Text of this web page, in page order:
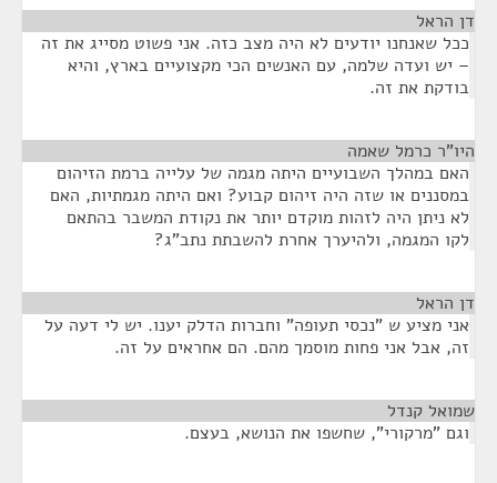
דן הראל
ככל שאנחנו יודעים לא היה מצב כזה. אני פשוט מסייג את זה
– יש ועדה שלמה, עם האנשים הכי מקצועיים בארץ, והיא
בודקת את זה.
היו"ר כרמל שאמה
האם במהלך השבועיים היתה מגמה של עלייה ברמת הזיהום
במסננים או שזה היה זיהום קבוע? ואם היתה מגמתיות, האם
לא ניתן היה לזהות מוקדם יותר את נקודת המשבר בהתאם
לקו המגמה, ולהיערך אחרת להשבתת נתב"ג?
דן הראל
אני מציע ש "נכסי תעופה" וחברות הדלק יענו. יש לי דעה על
זה, אבל אני פחות מוסמך מהם. הם אחראים על זה.
שמואל קנדל
וגם "מרקורי", שחשפו את הנושא, בעצם.